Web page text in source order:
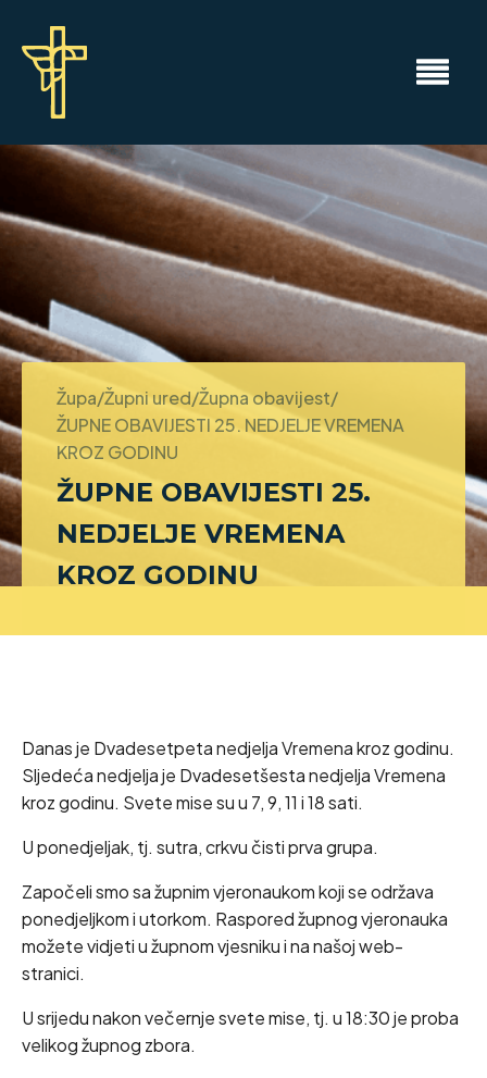
Župa/Župni ured/Župna obavijest/
ŽUPNE OBAVIJESTI 25. NEDJELJE VREMENA
KROZ GODINU
ŽUPNE OBAVIJESTI 25.
NEDJELJE VREMENA
KROZ GODINU
Danas je Dvadesetpeta nedjelja Vremena kroz godinu.
Sljedeća nedjelja je Dvadesetšesta nedjelja Vremena
kroz godinu. Svete mise su u 7, 9, 11 i 18 sati.
U ponedjeljak, tj. sutra, crkvu čisti prva grupa.
Započeli smo sa župnim vjeronaukom koji se održava
ponedjeljkom i utorkom. Raspored župnog vjeronauka
možete vidjeti u župnom vjesniku i na našoj web-
stranici.
U srijedu nakon večernje svete mise, tj. u 18:30 je proba
velikog župnog zbora.